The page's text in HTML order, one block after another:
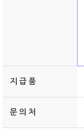
지 급 품
문 의 처